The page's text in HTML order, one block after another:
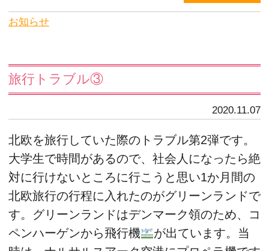
お知らせ
旅行トラブル③
2020.11.07
北欧を旅行していた際のトラブル第2弾です。
大学生で時間があるので、社会人になったら絶
対に行けないところに行こうと思い1か月間の
北欧旅行の行程に入れたのがグリーンランドで
す。グリーンランドはデンマーク領のため、コ
ペンハーゲンから飛行機
が出ています。当